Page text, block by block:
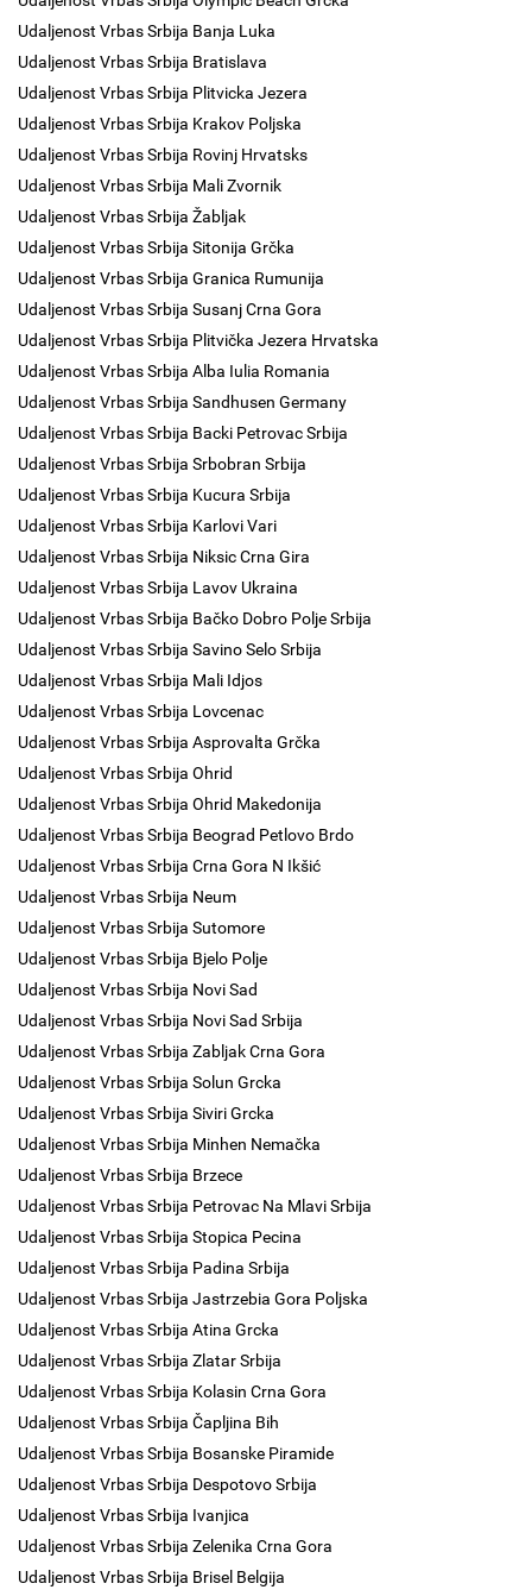
Udaljenost Vrbas Srbija Banja Luka
Udaljenost Vrbas Srbija Bratislava
Udaljenost Vrbas Srbija Plitvicka Jezera
Udaljenost Vrbas Srbija Krakov Poljska
Udaljenost Vrbas Srbija Rovinj Hrvatsks
Udaljenost Vrbas Srbija Mali Zvornik
Udaljenost Vrbas Srbija Žabljak
Udaljenost Vrbas Srbija Sitonija Grčka
Udaljenost Vrbas Srbija Granica Rumunija
Udaljenost Vrbas Srbija Susanj Crna Gora
Udaljenost Vrbas Srbija Plitvička Jezera Hrvatska
Udaljenost Vrbas Srbija Alba Iulia Romania
Udaljenost Vrbas Srbija Sandhusen Germany
Udaljenost Vrbas Srbija Backi Petrovac Srbija
Udaljenost Vrbas Srbija Srbobran Srbija
Udaljenost Vrbas Srbija Kucura Srbija
Udaljenost Vrbas Srbija Karlovi Vari
Udaljenost Vrbas Srbija Niksic Crna Gira
Udaljenost Vrbas Srbija Lavov Ukraina
Udaljenost Vrbas Srbija Bačko Dobro Polje Srbija
Udaljenost Vrbas Srbija Savino Selo Srbija
Udaljenost Vrbas Srbija Mali Idjos
Udaljenost Vrbas Srbija Lovcenac
Udaljenost Vrbas Srbija Asprovalta Grčka
Udaljenost Vrbas Srbija Ohrid
Udaljenost Vrbas Srbija Ohrid Makedonija
Udaljenost Vrbas Srbija Beograd Petlovo Brdo
Udaljenost Vrbas Srbija Crna Gora N Ikšić
Udaljenost Vrbas Srbija Neum
Udaljenost Vrbas Srbija Sutomore
Udaljenost Vrbas Srbija Bjelo Polje
Udaljenost Vrbas Srbija Novi Sad
Udaljenost Vrbas Srbija Novi Sad Srbija
Udaljenost Vrbas Srbija Zabljak Crna Gora
Udaljenost Vrbas Srbija Solun Grcka
Udaljenost Vrbas Srbija Siviri Grcka
Udaljenost Vrbas Srbija Minhen Nemačka
Udaljenost Vrbas Srbija Brzece
Udaljenost Vrbas Srbija Petrovac Na Mlavi Srbija
Udaljenost Vrbas Srbija Stopica Pecina
Udaljenost Vrbas Srbija Padina Srbija
Udaljenost Vrbas Srbija Jastrzebia Gora Poljska
Udaljenost Vrbas Srbija Atina Grcka
Udaljenost Vrbas Srbija Zlatar Srbija
Udaljenost Vrbas Srbija Kolasin Crna Gora
Udaljenost Vrbas Srbija Čapljina Bih
Udaljenost Vrbas Srbija Bosanske Piramide
Udaljenost Vrbas Srbija Despotovo Srbija
Udaljenost Vrbas Srbija Ivanjica
Udaljenost Vrbas Srbija Zelenika Crna Gora
Udaljenost Vrbas Srbija Brisel Belgija